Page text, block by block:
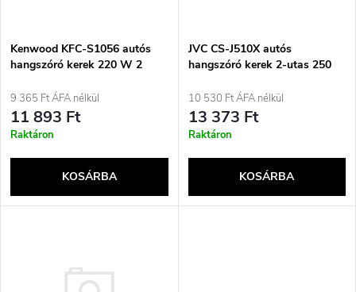
e
k
r
n
é
k
e
k
l
Kenwood KFC-S1056 autós
hangszóró kerek 220 W 2
9 365 Ft ÁFA nélkül
11 893 Ft
Raktáron
KOSÁRBA
JVC CS-J510X autós
hangszóró kerek 2-utas 250
10 530 Ft ÁFA nélkül
13 373 Ft
Raktáron
KOSÁRBA